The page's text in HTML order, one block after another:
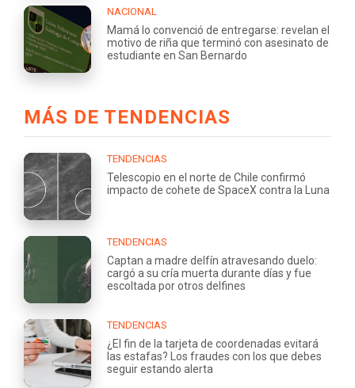
NACIONAL
Mamá lo convenció de entregarse: revelan el
motivo de riña que terminó con asesinato de
estudiante en San Bernardo
MÁS DE TENDENCIAS
TENDENCIAS
Telescopio en el norte de Chile confirmó
impacto de cohete de SpaceX contra la Luna
TENDENCIAS
Captan a madre delfín atravesando duelo:
cargó a su cría muerta durante días y fue
escoltada por otros delfines
TENDENCIAS
¿El fin de la tarjeta de coordenadas evitará
las estafas? Los fraudes con los que debes
seguir estando alerta